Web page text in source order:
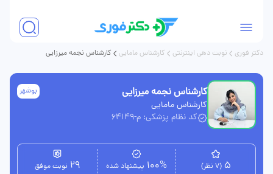
دکتر فوری نوبت دهی اینترنتی کارشناس مامایی کارشناس نجمه میرزایی
کارشناس نجمه میرزایی
کارشناس مامایی
کد نظام پزشکی: م-64149
بوشهر
5 (7 نظر) 100% پیشنهاد شده 29 نوبت موفق